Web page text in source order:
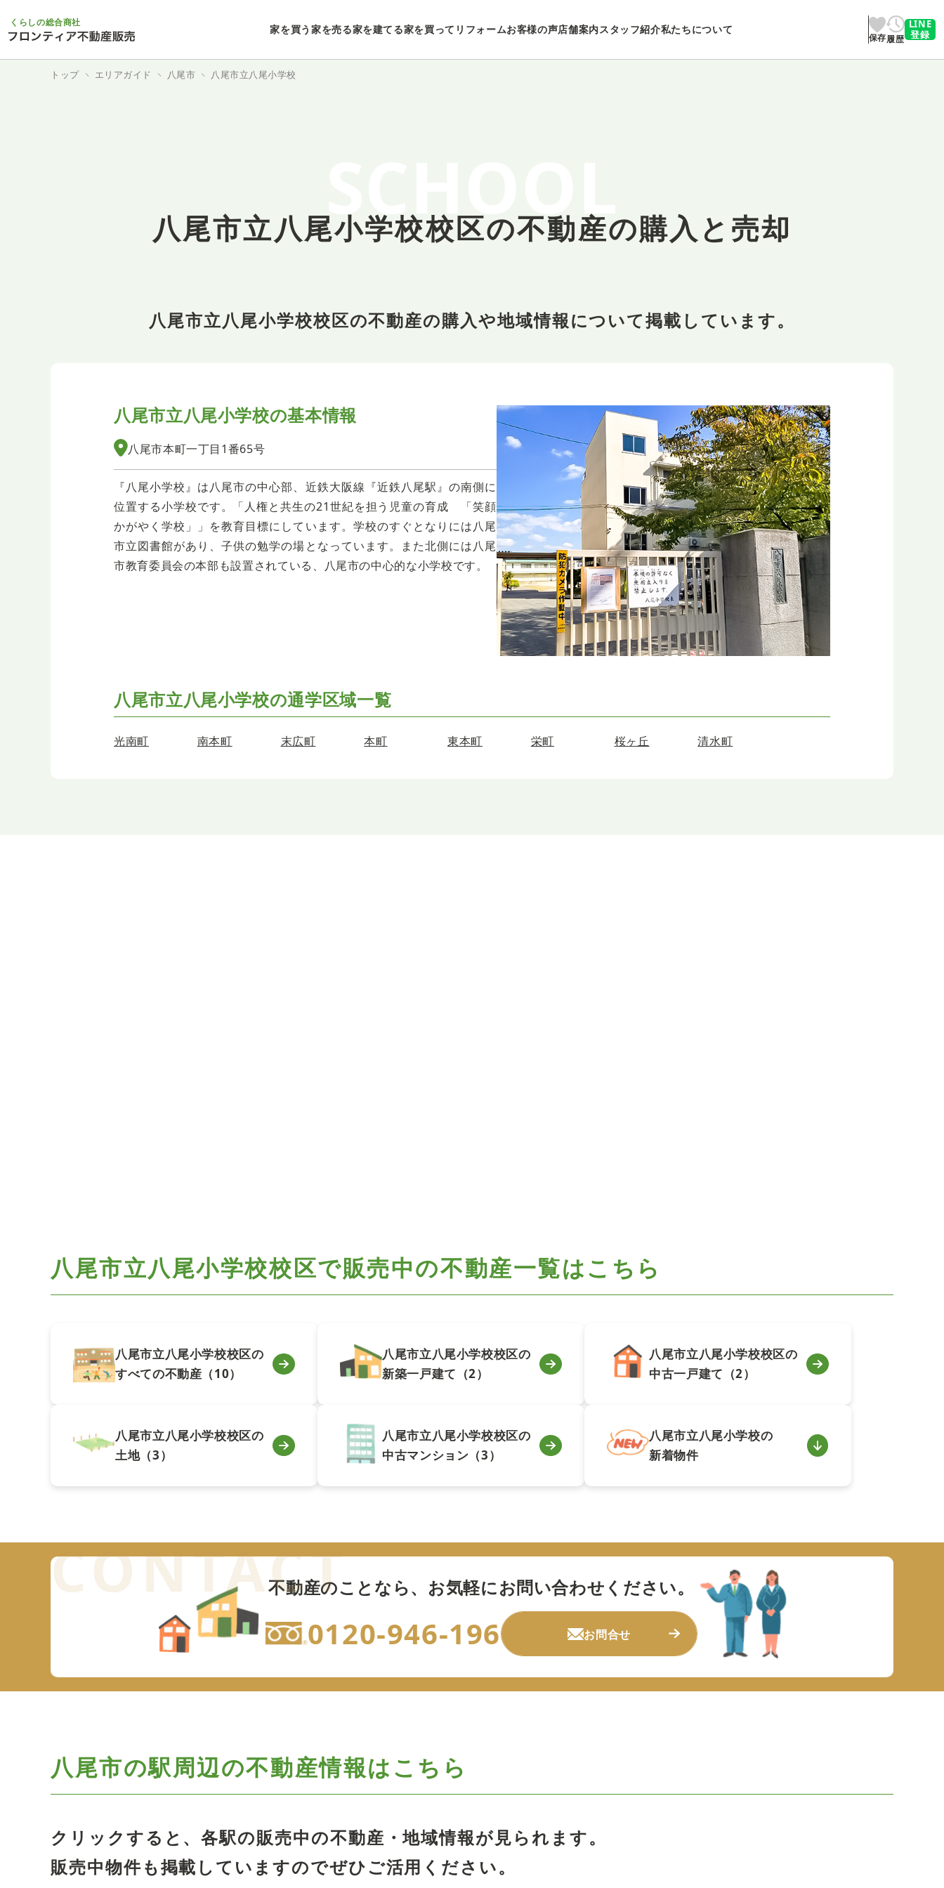
くらしの総合商社
家を買う 家を売る家を建てる家を買ってリフォームお客様の声店舗案内スタッフ紹介私たちについて
保存履歴
LINE
登録
トップ エリアガイド 八尾市 八尾市立八尾小学校
SCHOOL
八尾市立八尾小学校校区の不動産の購入と売却
八尾市立八尾小学校校区の不動産の購入や地域情報について掲載しています。
八尾市立八尾小学校の基本情報
八尾市本町一丁目1番65号
『八尾小学校』は八尾市の中心部、近鉄大阪線『近鉄八尾駅』の南側に
位置する小学校です。「人権と共生の21世紀を担う児童の育成 「笑顔
かがやく学校」」を教育目標にしています。学校のすぐとなりには八尾
市立図書館があり、子供の勉学の場となっています。また北側には八尾
市教育委員会の本部も設置されている、八尾市の中心的な小学校です。
八尾市立八尾小学校の通学区域一覧
光南町 南本町 末広町 本町 東本町 栄町 桜ヶ丘 清水町
八尾市立八尾小学校校区で販売中の不動産一覧はこちら
八尾市立八尾小学校校区の
すべての不動産（10）
八尾市立八尾小学校校区の
新築一戸建て（2）
八尾市立八尾小学校校区の
中古一戸建て（2）
八尾市立八尾小学校校区の
土地（3）
八尾市立八尾小学校校区の
中古マンション（3）
八尾市立八尾小学校の
新着物件
不動産のことなら、 お気軽にお問い合わせください。
0120-946-196 お問合せ
八尾市の駅周辺の不動産情報はこちら
クリックすると、各駅の販売中の不動産・地域情報が見られます。
販売中物件も掲載していますのでぜひご活用ください。